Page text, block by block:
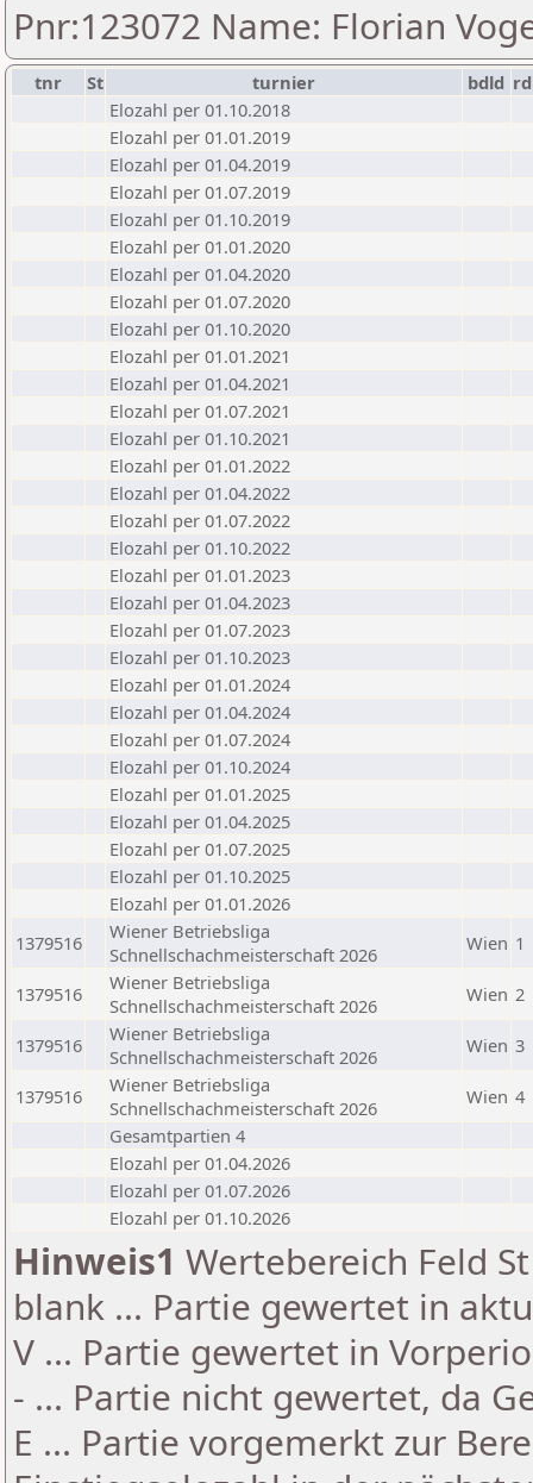
Pnr:123072 Name: Florian
tnr St turnier bdld rd
Elozahl per 01.10.2018
Elozahl per 01.01.2019
Elozahl per 01.04.2019
Elozahl per 01.07.2019
Elozahl per 01.10.2019
Elozahl per 01.01.2020
Elozahl per 01.04.2020
Elozahl per 01.07.2020
Elozahl per 01.10.2020
Elozahl per 01.01.2021
Elozahl per 01.04.2021
Elozahl per 01.07.2021
Elozahl per 01.10.2021
Elozahl per 01.01.2022
Elozahl per 01.04.2022
Elozahl per 01.07.2022
Elozahl per 01.10.2022
Elozahl per 01.01.2023
Elozahl per 01.04.2023
Elozahl per 01.07.2023
Elozahl per 01.10.2023
Elozahl per 01.01.2024
Elozahl per 01.04.2024
Elozahl per 01.07.2024
Elozahl per 01.10.2024
Elozahl per 01.01.2025
Elozahl per 01.04.2025
Elozahl per 01.07.2025
Elozahl per 01.10.2025
Elozahl per 01.01.2026
1379516
Wiener Betriebsliga
Schnellschachmeisterschaft 2026
Wien 1
1379516
Wiener Betriebsliga
Schnellschachmeisterschaft 2026
Wien 2
1379516
Wiener Betriebsliga
Schnellschachmeisterschaft 2026
Wien 3
1379516
Wiener Betriebsliga
Schnellschachmeisterschaft 2026
Wien 4
Gesamtpartien 4
Elozahl per 01.04.2026
Elozahl per 01.07.2026
Elozahl per 01.10.2026
Hinweis1 Wertebereich Feld
blank ... Partie gewertet in
V ... Partie gewertet in
- ... Partie nicht gewertet, da
E ... Partie vorgemerkt zur